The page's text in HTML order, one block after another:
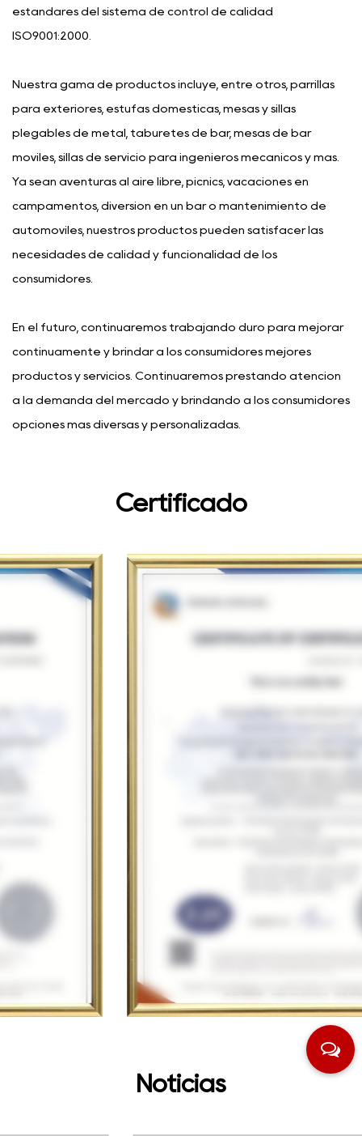
estándares del sistema de control de calidad
ISO9001:2000.
Nuestra gama de productos incluye, entre otros, parrillas
para exteriores, estufas domésticas, mesas y sillas
plegables de metal, taburetes de bar, mesas de bar
móviles, sillas de servicio para ingenieros mecánicos y más.
Ya sean aventuras al aire libre, picnics, vacaciones en
campamentos, diversión en un bar o mantenimiento de
automóviles, nuestros productos pueden satisfacer las
necesidades de calidad y funcionalidad de los
consumidores.
En el futuro, continuaremos trabajando duro para mejorar
continuamente y brindar a los consumidores mejores
productos y servicios. Continuaremos prestando atención
a la demanda del mercado y brindando a los consumidores
opciones más diversas y personalizadas.
Certificado
Noticias